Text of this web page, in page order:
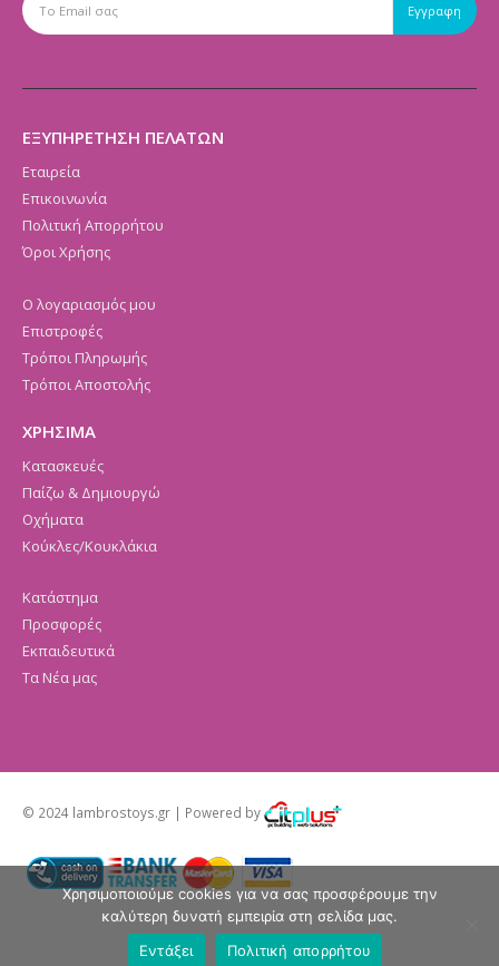
ΕΞΥΠΗΡΕΤΗΣΗ ΠΕΛΑΤΩΝ
Εταιρεία
Επικοινωνία
Πολιτική Απορρήτου
Όροι Χρήσης
Ο λογαριασμός μου
Επιστροφές
Τρόποι Πληρωμής
Τρόποι Αποστολής
ΧΡΗΣΙΜΑ
Κατασκευές
Παίζω & Δημιουργώ
Οχήματα
Κούκλες/Κουκλάκια
Κατάστημα
Προσφορές
Εκπαιδευτικά
Τα Νέα μας
© 2024 lambrostoys.gr | Powered by
Χρησιμοποιούμε cookies για να σας προσφέρουμε την
καλύτερη δυνατή εμπειρία στη σελίδα μας.
Εντάξει
Πολιτική απορρήτου